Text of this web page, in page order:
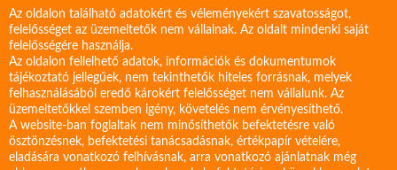
Az oldalon található adatokért és véleményekért szavatosságot,
felelősséget az üzemeltetők nem vállalnak. Az oldalt mindenki saját
felelősségére használja.
Az oldalon fellelhető adatok, információk és dokumentumok
tájékoztató jellegűek, nem tekinthetők hiteles forrásnak, melyek
felhasználásából eredő károkért felelősséget nem vállalunk. Az
üzemeltetőkkel szemben igény, követelés nem érvényesíthető.
A website-ban foglaltak nem minősíthetők befektetésre való
ösztönzésnek, befektetési tanácsadásnak, értékpapír vételére,
eladására vonatkozó felhívásnak, arra vonatkozó ajánlatnak még